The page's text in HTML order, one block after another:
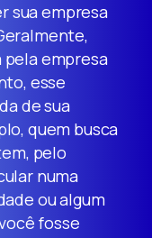
sua empresa
pela empresa
esse
de sua
quem busca
pelo
numa
ou algum
fosse